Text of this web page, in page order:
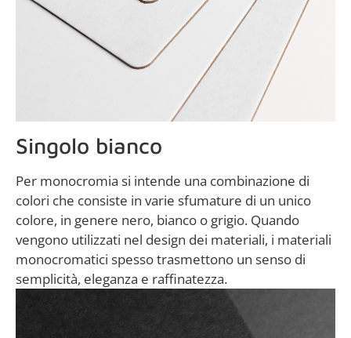
Singolo bianco
Per monocromia si intende una combinazione di
colori che consiste in varie sfumature di un unico
colore, in genere nero, bianco o grigio. Quando
vengono utilizzati nel design dei materiali, i materiali
monocromatici spesso trasmettono un senso di
semplicità, eleganza e raffinatezza.